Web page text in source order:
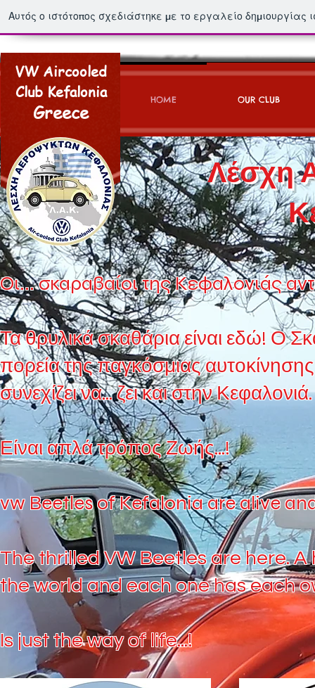
Αυτός ο ιστότοπος σχεδιάστηκε με το εργαλείο δημιουργίας
HOME OUR CLUB
VW Aircooled
Club Kefalonia
Greece
Λέσχη
Οι... σκαραβαίοι της Κεφαλονιάς
Τα θρυλικά σκαθάρια είναι εδώ! Ο
πορεία της παγκόσμιας
συνεχίζει να... ζει και στην Κεφαλονιά.
Είναι απλά τρόπος Ζωής...!
vw Beetles of Kefalonia are alive
The thrilled VW Beetles are here.
the world and each one has each
Is just the way of life...!